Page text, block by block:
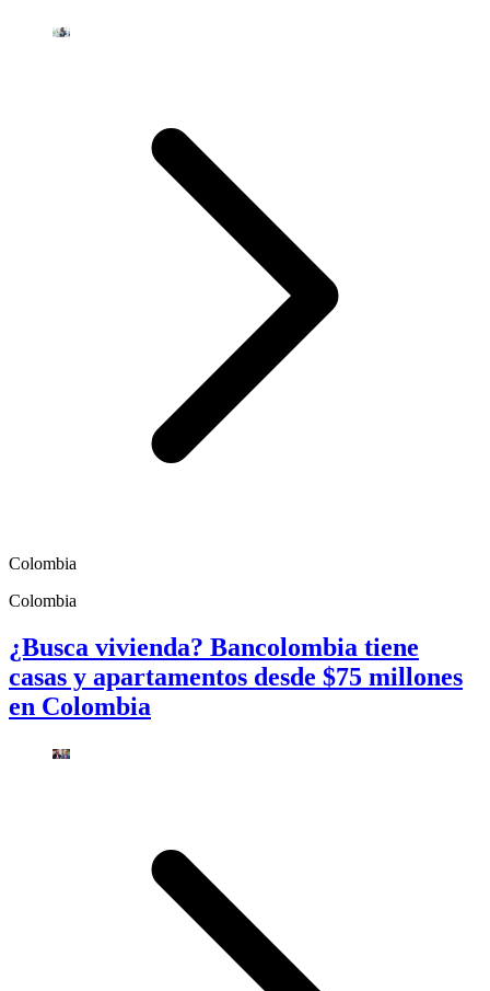
Colombia
Colombia
¿Busca vivienda? Bancolombia tiene
casas y apartamentos desde $75 millones
en Colombia